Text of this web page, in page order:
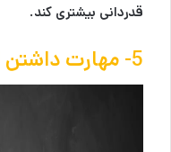
قدردانی بیشتری کند.
5- مهارت داشتن اعتماد به نفس